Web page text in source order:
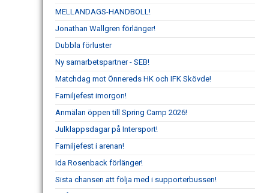
MELLANDAGS-HANDBOLL!
Jonathan Wallgren förlänger!
Dubbla förluster
Ny samarbetspartner - SEB!
Matchdag mot Önnereds HK och IFK Skövde!
Familjefest imorgon!
Anmälan öppen till Spring Camp 2026!
Julklappsdagar på Intersport!
Familjefest i arenan!
Ida Rosenback förlänger!
Sista chansen att följa med i supporterbussen!